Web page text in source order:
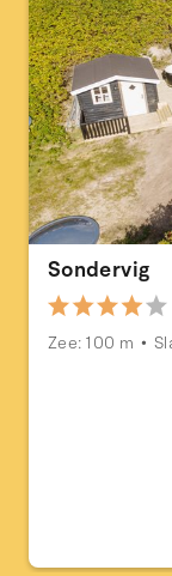
Sondervig
Zee: 100 m